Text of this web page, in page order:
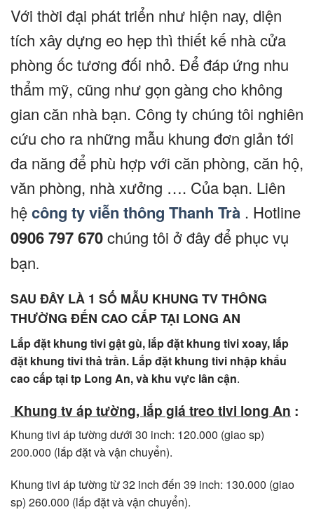
Với thời đại phát triển như hiện nay, diện
tích xây dựng eo hẹp thì thiết kế nhà cửa
phòng ốc tương đối nhỏ. Để đáp ứng nhu
thẩm mỹ, cũng như gọn gàng cho không
gian căn nhà bạn. Công ty chúng tôi nghiên
cứu cho ra những mẫu khung đơn giản tới
đa năng để phù hợp với căn phòng, căn hộ,
văn phòng, nhà xưởng …. Của bạn. Liên
hệcông ty viễn thông Thanh Trà . Hotline
0906 797 670chúng tôi ở đây để phục vụ
bạn.
SAU ĐÂY LÀ 1 SỐ MẪU KHUNG TV THÔNG
THƯỜNG ĐẾN CAO CẤP TẠI LONG AN
Lắp đặt khung tivi gật gù, lắp đặt khung tivi xoay, lắp
đặt khung tivi thả trần. Lắp đặt khung tivi nhập khẩu
cao cấp tại tp Long An, và khu vực lân cận.
Khung tv áp tường, lắp giá treo tivi long An :
Khung tivi áp tường dưới 30 inch: 120.000 (giao sp)
200.000 (lắp đặt và vận chuyển).
Khung tivi áp tường từ 32 inch đến 39 inch: 130.000 (giao
sp) 260.000 (lắp đặt và vận chuyển).